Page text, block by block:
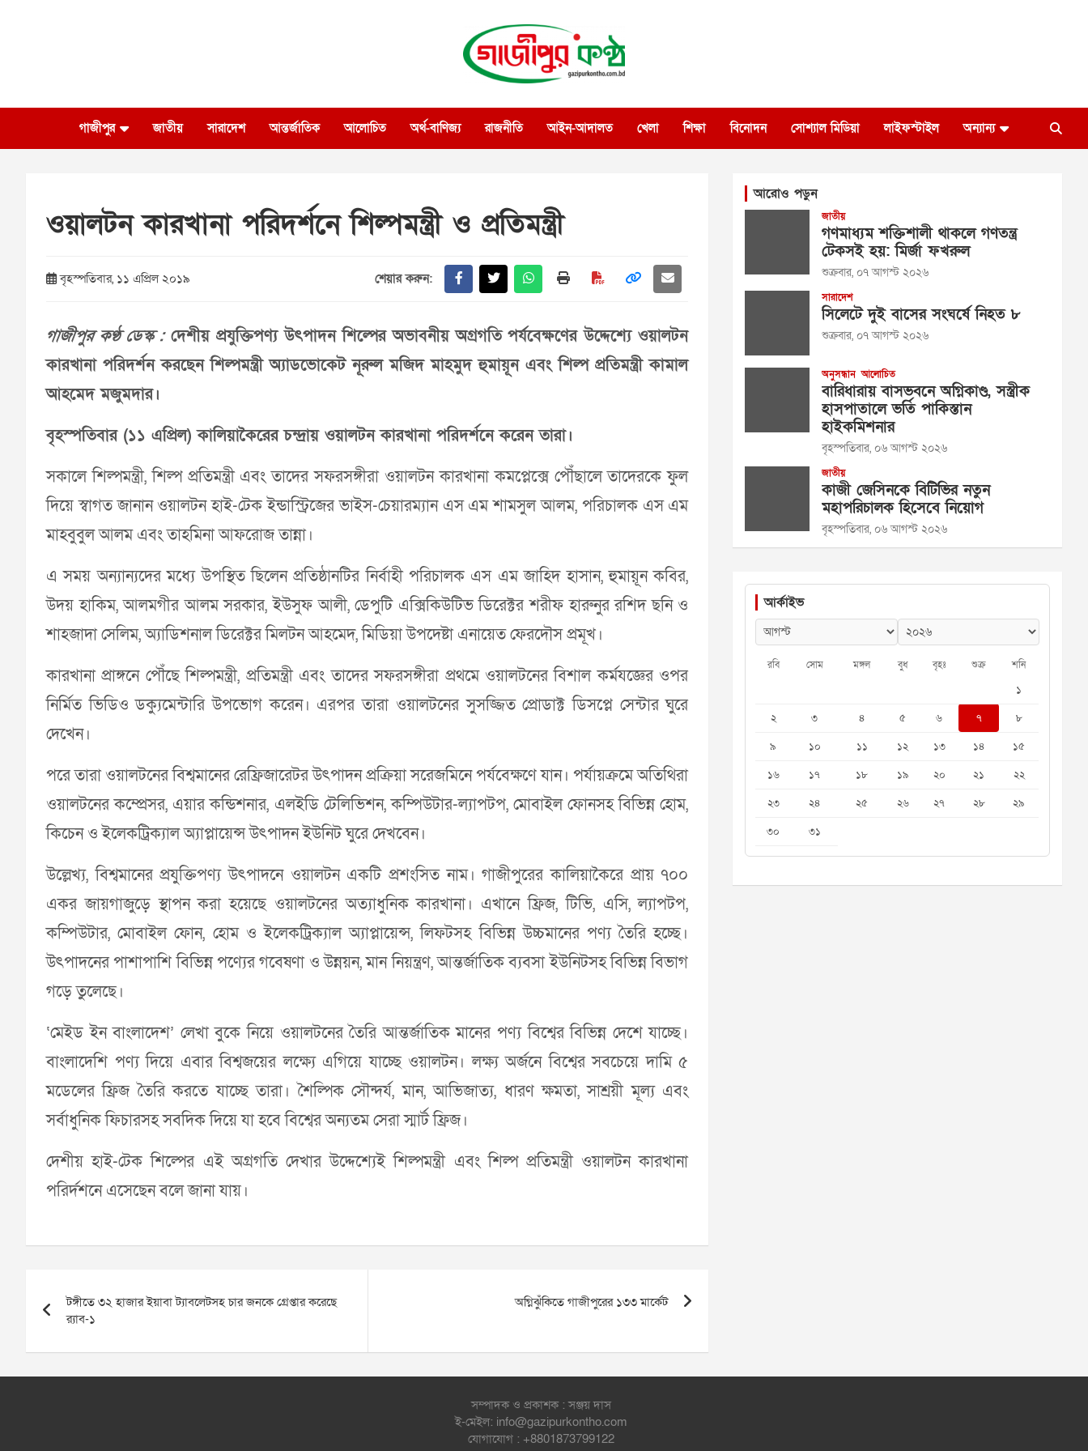
গাজীপুর কণ্ঠ
গাজীপুর জাতীয় সারাদেশ আন্তর্জাতিক আলোচিত অর্থ-বাণিজ্য রাজনীতি আইন-আদালত খেলা শিক্ষা বিনোদন সোশ্যাল মিডিয়া লাইফস্টাইল অন্যান্য
ওয়ালটন কারখানা পরিদর্শনে শিল্পমন্ত্রী ও প্রতিমন্ত্রী
বৃহস্পতিবার, ১১ এপ্রিল ২০১৯ শেয়ার করুন:
গাজীপুর কণ্ঠ ডেস্ক :দেশীয় প্রযুক্তিপণ্য উৎপাদন শিল্পের অভাবনীয় অগ্রগতি পর্যবেক্ষণের উদ্দেশ্যে ওয়ালটন
কারখানা পরিদর্শন করছেন শিল্পমন্ত্রী অ্যাডভোকেট নূরুল মজিদ মাহমুদ হুমায়ূন এবং শিল্প প্রতিমন্ত্রী কামাল
আহমেদ মজুমদার।
বৃহস্পতিবার (১১ এপ্রিল) কালিয়াকৈরের চন্দ্রায় ওয়ালটন কারখানা পরিদর্শনে করেন তারা।
সকালে শিল্পমন্ত্রী, শিল্প প্রতিমন্ত্রী এবং তাদের সফরসঙ্গীরা ওয়ালটন কারখানা কমপ্লেক্সে পৌঁছালে তাদেরকে ফুল
দিয়ে স্বাগত জানান ওয়ালটন হাই-টেক ইন্ডাস্ট্রিজের ভাইস-চেয়ারম্যান এস এম শামসুল আলম, পরিচালক এস এম
মাহবুবুল আলম এবং তাহমিনা আফরোজ তান্না।
এ সময় অন্যান্যদের মধ্যে উপস্থিত ছিলেন প্রতিষ্ঠানটির নির্বাহী পরিচালক এস এম জাহিদ হাসান, হুমায়ূন কবির,
উদয় হাকিম, আলমগীর আলম সরকার, ইউসুফ আলী, ডেপুটি এক্সিকিউটিভ ডিরেক্টর শরীফ হারুনুর রশিদ ছনি ও
শাহজাদা সেলিম, অ্যাডিশনাল ডিরেক্টর মিলটন আহমেদ, মিডিয়া উপদেষ্টা এনায়েত ফেরদৌস প্রমূখ।
কারখানা প্রাঙ্গনে পৌঁছে শিল্পমন্ত্রী, প্রতিমন্ত্রী এবং তাদের সফরসঙ্গীরা প্রথমে ওয়ালটনের বিশাল কর্মযজ্ঞের ওপর
নির্মিত ভিডিও ডক্যুমেন্টারি উপভোগ করেন। এরপর তারা ওয়ালটনের সুসজ্জিত প্রোডাক্ট ডিসপ্লে সেন্টার ঘুরে
দেখেন।
পরে তারা ওয়ালটনের বিশ্বমানের রেফ্রিজারেটর উৎপাদন প্রক্রিয়া সরেজমিনে পর্যবেক্ষণে যান। পর্যায়ক্রমে অতিথিরা
ওয়ালটনের কম্প্রেসর, এয়ার কন্ডিশনার, এলইডি টেলিভিশন, কম্পিউটার-ল্যাপটপ, মোবাইল ফোনসহ বিভিন্ন হোম,
কিচেন ও ইলেকট্রিক্যাল অ্যাপ্লায়েন্স উৎপাদন ইউনিট ঘুরে দেখবেন।
উল্লেখ্য, বিশ্বমানের প্রযুক্তিপণ্য উৎপাদনে ওয়ালটন একটি প্রশংসিত নাম। গাজীপুরের কালিয়াকৈরে প্রায় ৭০০
একর জায়গাজুড়ে স্থাপন করা হয়েছে ওয়ালটনের অত্যাধুনিক কারখানা। এখানে ফ্রিজ, টিভি, এসি, ল্যাপটপ,
কম্পিউটার, মোবাইল ফোন, হোম ও ইলেকট্রিক্যাল অ্যাপ্লায়েন্স, লিফটসহ বিভিন্ন উচ্চমানের পণ্য তৈরি হচ্ছে।
উৎপাদনের পাশাপাশি বিভিন্ন পণ্যের গবেষণা ও উন্নয়ন, মান নিয়ন্ত্রণ, আন্তর্জাতিক ব্যবসা ইউনিটসহ বিভিন্ন বিভাগ
গড়ে তুলেছে।
‘মেইড ইন বাংলাদেশ’ লেখা বুকে নিয়ে ওয়ালটনের তৈরি আন্তর্জাতিক মানের পণ্য বিশ্বের বিভিন্ন দেশে যাচ্ছে।
বাংলাদেশি পণ্য দিয়ে এবার বিশ্বজয়ের লক্ষ্যে এগিয়ে যাচ্ছে ওয়ালটন। লক্ষ্য অর্জনে বিশ্বের সবচেয়ে দামি ৫
মডেলের ফ্রিজ তৈরি করতে যাচ্ছে তারা। শৈল্পিক সৌন্দর্য, মান, আভিজাত্য, ধারণ ক্ষমতা, সাশ্রয়ী মূল্য এবং
সর্বাধুনিক ফিচারসহ সবদিক দিয়ে যা হবে বিশ্বের অন্যতম সেরা স্মার্ট ফ্রিজ।
দেশীয় হাই-টেক শিল্পের এই অগ্রগতি দেখার উদ্দেশ্যেই শিল্পমন্ত্রী এবং শিল্প প্রতিমন্ত্রী ওয়ালটন কারখানা
পরির্দশনে এসেছেন বলে জানা যায়।
navigation
টঙ্গীতে ৩২ হাজার ইয়াবা ট্যাবলেটসহ চার জনকে গ্রেপ্তার করেছে
র‌্যাব-১
অগ্নিঝুঁকিতে গাজীপুরের ১৩৩ মার্কেট
আরোও পড়ুন
জাতীয়
গণমাধ্যম শক্তিশালী থাকলে গণতন্ত্র
টেকসই হয়: মির্জা ফখরুল
শুক্রবার, ০৭ আগস্ট ২০২৬
সারাদেশ
সিলেটে দুই বাসের সংঘর্ষে নিহত ৮
শুক্রবার, ০৭ আগস্ট ২০২৬
অনুসন্ধান আলোচিত
বারিধারায় বাসভবনে অগ্নিকাণ্ড, সস্ত্রীক
হাসপাতালে ভর্তি পাকিস্তান
হাইকমিশনার
বৃহস্পতিবার, ০৬ আগস্ট ২০২৬
জাতীয়
কাজী জেসিনকে বিটিভির নতুন
মহাপরিচালক হিসেবে নিয়োগ
বৃহস্পতিবার, ০৬ আগস্ট ২০২৬
আর্কাইভ
রবি সোম মঙ্গল বুধ বৃহঃ শুক্র শনি
১
২
৩ ৪ ৫ ৬ ৭
৮
৯
১০ ১১ ১২ ১৩ ১৪
১৫
১৬
১৭ ১৮ ১৯ ২০ ২১
২২
২৩
২৪ ২৫ ২৬ ২৭ ২৮
২৯
৩০
৩১
সম্পাদক ও প্রকাশক : সঞ্জয় দাস
ই-মেইল: info@gazipurkontho.com
যোগাযোগ : +8801873799122